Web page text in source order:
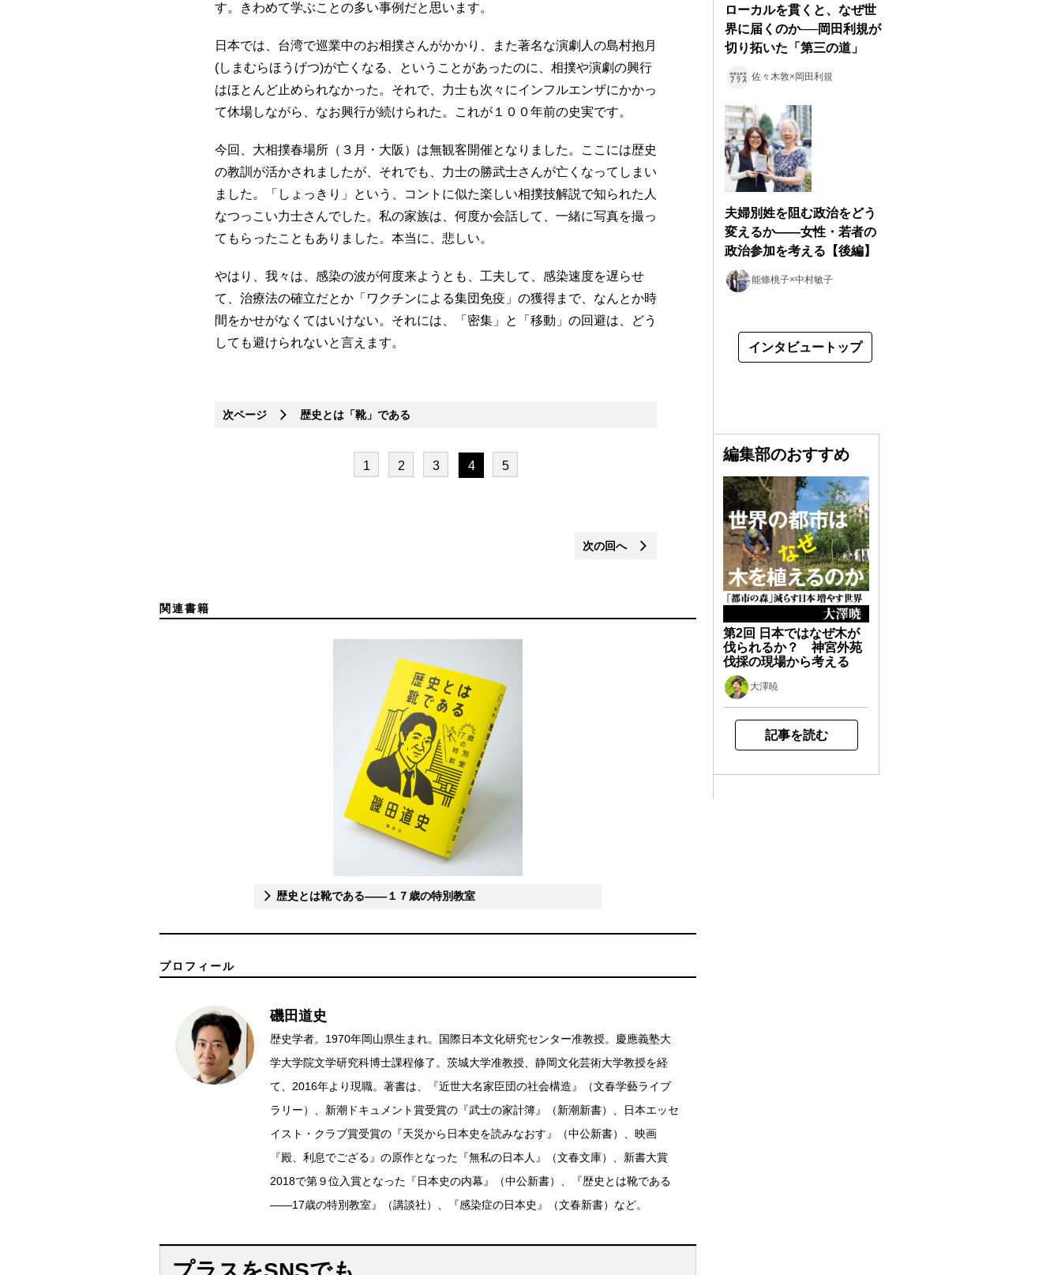
す。きわめて学ぶことの多い事例だと思います。
日本では、台湾で巡業中のお相撲さんがかかり、また著名な演劇人の島村抱月
(しまむらほうげつ)が亡くなる、ということがあったのに、相撲や演劇の興行
はほとんど止められなかった。それで、力士も次々にインフルエンザにかかっ
て休場しながら、なお興行が続けられた。これが１００年前の史実です。
今回、大相撲春場所（３月・大阪）は無観客開催となりました。ここには歴史
の教訓が活かされましたが、それでも、力士の勝武士さんが亡くなってしまい
ました。「しょっきり」という、コントに似た楽しい相撲技解説で知られた人
なつっこい力士さんでした。私の家族は、何度か会話して、一緒に写真を撮っ
てもらったこともありました。本当に、悲しい。
やはり、我々は、感染の波が何度来ようとも、工夫して、感染速度を遅らせ
て、治療法の確立だとか「ワクチンによる集団免疫」の獲得まで、なんとか時
間をかせがなくてはいけない。それには、「密集」と「移動」の回避は、どう
しても避けられないと言えます。
次ページ 歴史とは「靴」である
1 2 3 4 5
次の回へ
関連書籍
歴史とは靴である――１７歳の特別教室
プロフィール
磯田道史
歴史学者。1970年岡山県生まれ。国際日本文化研究センター准教授。慶應義塾大
学大学院文学研究科博士課程修了。茨城大学准教授、静岡文化芸術大学教授を経
て、2016年より現職。著書は、『近世大名家臣団の社会構造』（文春学藝ライブ
ラリー）、新潮ドキュメント賞受賞の『武士の家計簿』（新潮新書）、日本エッセ
イスト・クラブ賞受賞の『天災から日本史を読みなおす』（中公新書）、映画
『殿、利息でござる』の原作となった『無私の日本人』（文春文庫）、新書大賞
2018で第９位入賞となった『日本史の内幕』（中公新書）、『歴史とは靴である
――17歳の特別教室』（講談社）、『感染症の日本史』（文春新書）など。
ローカルを貫くと、なぜ世
界に届くのか──岡田利規が
切り拓いた「第三の道」
佐々木敦×岡田利規
夫婦別姓を阻む政治をどう
変えるか――女性・若者の
政治参加を考える【後編】
能條桃子×中村敏子
インタビュートップ
編集部のおすすめ
第2回 日本ではなぜ木が
伐られるか？ 神宮外苑
伐採の現場から考える
大澤暁
記事を読む